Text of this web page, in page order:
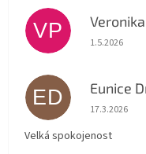
VP Hodnocení
1.5.2026
ED Eunice
Hodnocení
17.3.2026
Velká spokojenost